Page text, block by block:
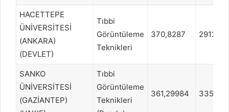
HACETTEPE
ÜNİVERSİTESİ
(ANKARA)
(DEVLET)
Tıbbi
Görüntüleme
Teknikleri
370,8287 291214
SANKO
ÜNİVERSİTESİ
(GAZİANTEP)
Tıbbi
Görüntüleme
Teknikleri
361,29984 335695